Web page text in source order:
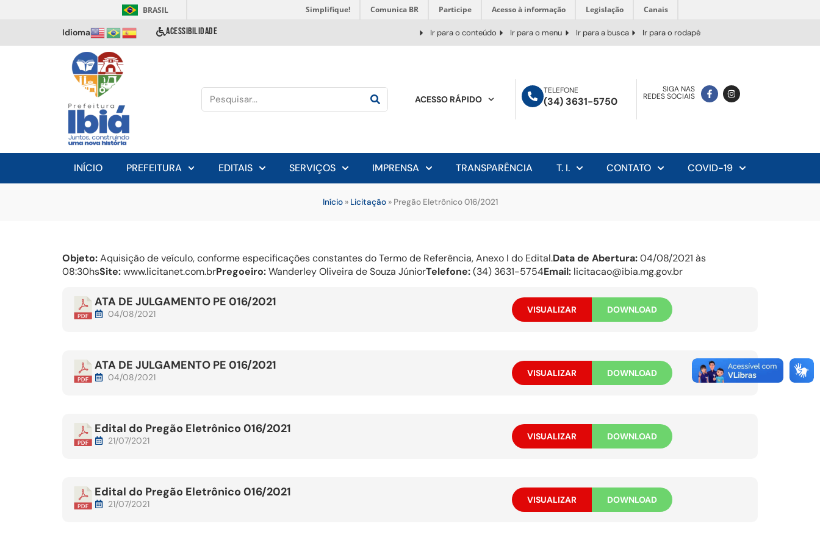
BRASIL Simplifique! Comunica BR Participe Acesso à informação Legislação Canais
Idioma ACESSIBILIDADE Ir para o conteúdo Ir para o menu Ir para a busca Ir para o rodapé
ACESSO RÁPIDO
TELEFONE
(34) 3631-5750
SIGA NAS
REDES SOCIAIS
INÍCIO PREFEITURA EDITAIS SERVIÇOS IMPRENSA TRANSPARÊNCIA T. I. CONTATO COVID-19
Início» Licitação» Pregão Eletrônico 016/2021
Objeto:Aquisição de veículo, conforme especificações constantes do Termo de Referência, Anexo I do Edital.Data de Abertura:04/08/2021 às
08:30hsSite:www.licitanet.com.brPregoeiro:Wanderley Oliveira de Souza JúniorTelefone:(34) 3631-5754Email: licitacao@ibia.mg.gov.br
ATA DE JULGAMENTO PE 016/2021
04/08/2021 VISUALIZAR DOWNLOAD
ATA DE JULGAMENTO PE 016/2021
04/08/2021 VISUALIZAR DOWNLOAD
Edital do Pregão Eletrônico 016/2021
21/07/2021 VISUALIZAR DOWNLOAD
Edital do Pregão Eletrônico 016/2021
21/07/2021 VISUALIZAR DOWNLOAD